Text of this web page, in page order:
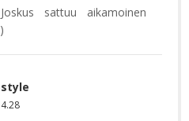
sattuu aikamoinen